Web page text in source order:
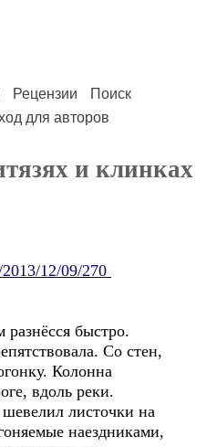
Рецензии
Поиск
для авторов
и клинках
12/09/270
быстро.
Со стен,
Колонна
вдоль реки.
листочки на
наездниками,